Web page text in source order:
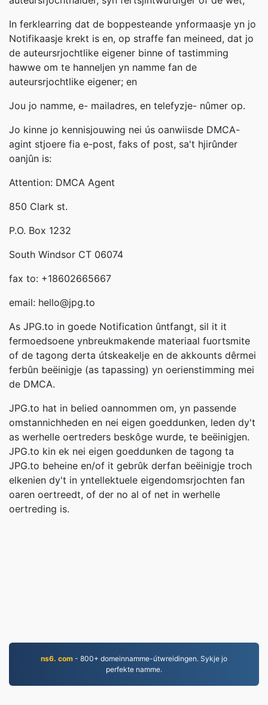
In ferklearring dat de boppesteande ynformaasje yn jo
Notifikaasje krekt is en, op straffe fan meineed, dat jo
de auteursrjochtlike eigener binne of tastimming
hawwe om te hanneljen yn namme fan de
auteursrjochtlike eigener; en
Jou jo namme, e- mailadres, en telefyzje- nûmer op.
Jo kinne jo kennisjouwing nei ús oanwiisde DMCA-
agint stjoere fia e-post, faks of post, sa't hjirûnder
oanjûn is:
Attention: DMCA Agent
850 Clark st.
P.O. Box 1232
South Windsor CT 06074
fax to: +18602665667
email: hello@jpg.to
As JPG.to in goede Notification ûntfangt, sil it it
fermoedsoene ynbreukmakende materiaal fuortsmite
of de tagong derta útskeakelje en de akkounts dêrmei
ferbûn beëinigje (as tapassing) yn oerienstimming mei
de DMCA.
JPG.to hat in belied oannommen om, yn passende
omstannichheden en nei eigen goeddunken, leden dy't
as werhelle oertreders beskôge wurde, te beëinigjen.
JPG.to kin ek nei eigen goeddunken de tagong ta
JPG.to beheine en/of it gebrûk derfan beëinigje troch
elkenien dy't in yntellektuele eigendomsrjochten fan
oaren oertreedt, of der no al of net in werhelle
oertreding is.
ns6. com - 800+ domeinnamme-útwreidingen. Sykje jo
perfekte namme.